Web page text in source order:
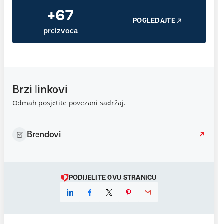
+67
proizvoda
POGLEDAJTE
Brzi linkovi
Odmah posjetite povezani sadržaj.
Brendovi
PODIJELITE OVU STRANICU